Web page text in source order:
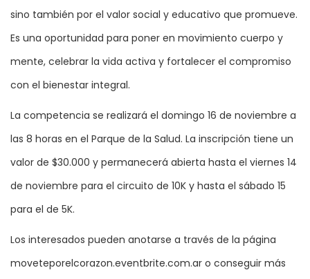
sino también por el valor social y educativo que promueve.
Es una oportunidad para poner en movimiento cuerpo y
mente, celebrar la vida activa y fortalecer el compromiso
con el bienestar integral.
La competencia se realizará el domingo 16 de noviembre a
las 8 horas en el Parque de la Salud. La inscripción tiene un
valor de $30.000 y permanecerá abierta hasta el viernes 14
de noviembre para el circuito de 10K y hasta el sábado 15
para el de 5K.
Los interesados pueden anotarse a través de la página
moveteporelcorazon.eventbrite.com.ar o conseguir más